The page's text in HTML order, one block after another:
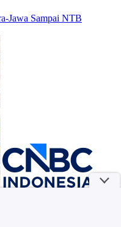
Jawa Sampai NTB